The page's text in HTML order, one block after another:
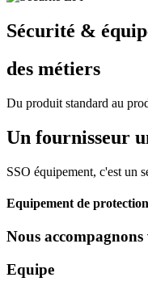
Sécurité &
des métiers
Du produit standard au
Un fournisseur
SSO équipement, c'est un
Equipement de
Nous
Equipe